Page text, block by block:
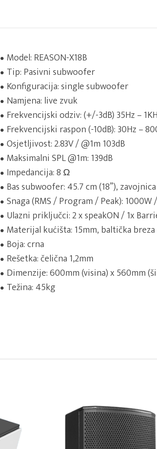
Model: REASON-X18B
Tip: Pasivni subwoofer
Konfiguracija: single subwoofer
Namjena: live zvuk
Frekvencijski odziv: (+/-3dB) 35Hz –
Frekvencijski raspon (-10dB): 30Hz –
Osjetljivost: 2.83V / @1m 103dB
Maksimalni SPL @1m: 139dB
Impedancija: 8 Ω
Bas subwoofer: 45.7 cm (18”),
Snaga (RMS / Program / Peak):
Ulazni priključci: 2 x speakON / 1x
Materijal kućišta: 15mm, baltička breza
Boja: crna
Rešetka: čelična 1,2mm
Dimenzije: 600mm (visina) x 560mm
Težina: 45kg